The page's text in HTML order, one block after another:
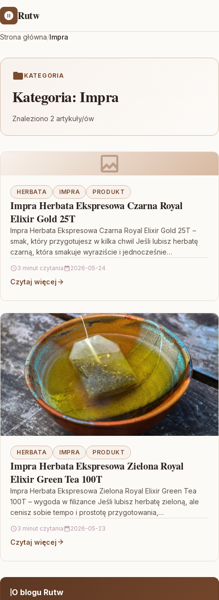
Rutw
Strona główna/Impra
KATEGORIA
Kategoria:Impra
Znaleziono 2 artykuły/ów
HERBATA IMPRA PRODUKT
Impra Herbata Ekspresowa Czarna Royal
Elixir Gold 25T
Impra Herbata Ekspresowa Czarna Royal Elixir Gold 25T –
smak, który przygotujesz w kilka chwil Jeśli lubisz herbatę
czarną, która smakuje wyraziście i jednocześnie…
3 minut czytania 2026-05-24
Czytaj więcej
HERBATA IMPRA PRODUKT
Impra Herbata Ekspresowa Zielona Royal
Elixir Green Tea 100T
Impra Herbata Ekspresowa Zielona Royal Elixir Green Tea
100T – wygoda w filiżance Jeśli lubisz herbatę zieloną, ale
cenisz sobie tempo i prostotę przygotowania,…
3 minut czytania 2026-05-23
Czytaj więcej
O blogu Rutw